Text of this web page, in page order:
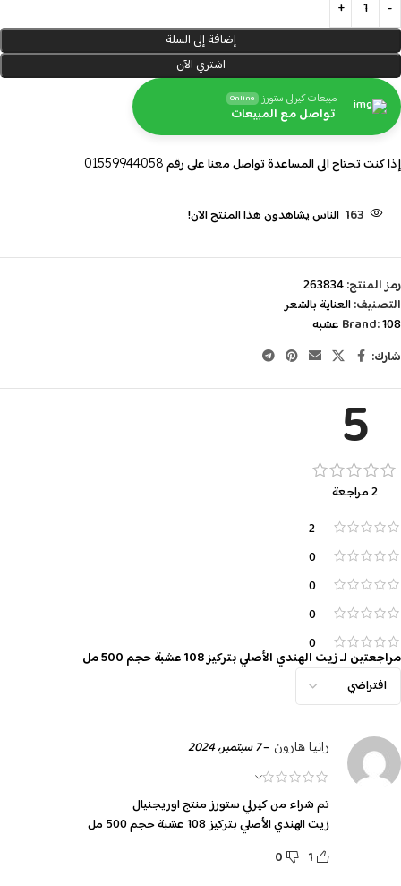
إضافة إلى السلة
اشتري الآن
مبيعات كيرلى ستورز Online
تواصل مع المبيعات
إذا كنت تحتاج الى المساعدة تواصل معنا على رقم 01559944058
163 الناس يشاهدون هذا المنتج الآن!
رمز المنتج:263834
التصنيف:العناية بالشعر
Brand:108 عشبه
شارك:
5
2 مراجعة
2
0
0
0
0
مراجعتين لـزيت الهندي الأصلي بتركيز 108 عشبة حجم 500 مل
رانيا هارون –7 سبتمبر، 2024
تم شراء من كيرلي ستورز منتج اوريجنيال
زيت الهندي الأصلي بتركيز 108 عشبة حجم 500 مل
1
0